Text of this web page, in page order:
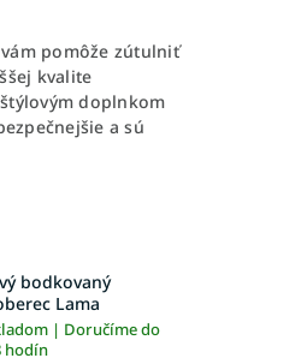
pomôže zútulniť
kvalite
doplnkom
a sú
bodkovaný
Lama
| Doručíme do
hodín